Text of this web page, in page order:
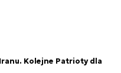
Kolejne Patrioty dla